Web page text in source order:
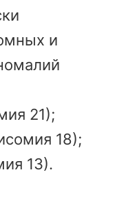
и
21);
18);
13).